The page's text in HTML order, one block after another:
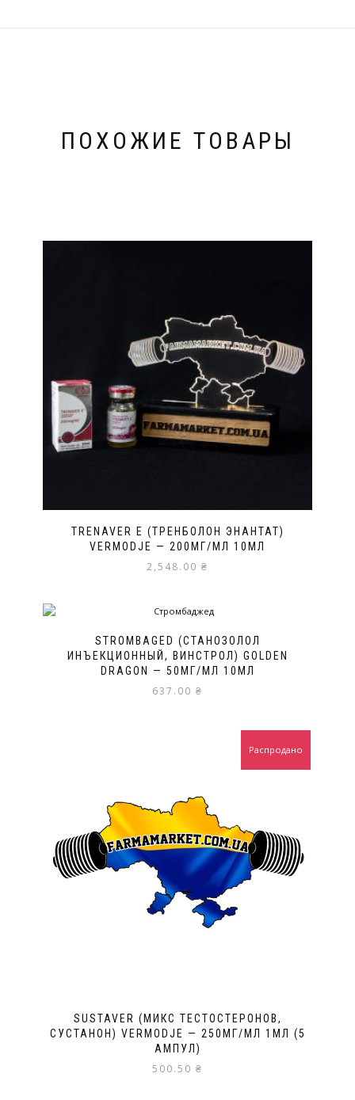
ПОХОЖИЕ ТОВАРЫ
TRENAVER E (ТРЕНБОЛОН ЭНАНТАТ)
VERMODJE — 200МГ/МЛ 10МЛ
2,548.00 ₴
STROMBAGED (СТАНОЗОЛОЛ
ИНЪЕКЦИОННЫЙ, ВИНСТРОЛ) GOLDEN
DRAGON — 50МГ/МЛ 10МЛ
637.00 ₴
SUSTAVER (МИКС ТЕСТОСТЕРОНОВ,
СУСТАНОН) VERMODJE — 250МГ/МЛ 1МЛ (5
АМПУЛ)
500.50 ₴
Распродано